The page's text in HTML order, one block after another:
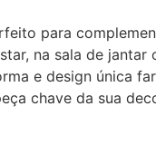
para
na sala de jantar
e design única
chave da sua